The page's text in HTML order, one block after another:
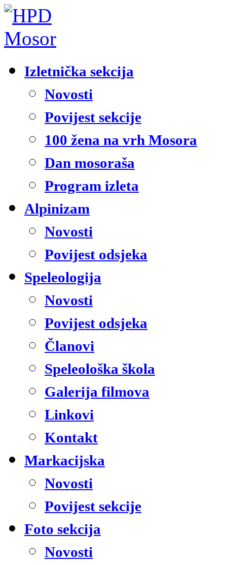
Izletnička sekcija
Novosti
Povijest sekcije
100 žena na vrh Mosora
Dan mosoraša
Program izleta
Alpinizam
Novosti
Povijest odsjeka
Speleologija
Novosti
Povijest odsjeka
Članovi
Speleološka škola
Galerija filmova
Linkovi
Kontakt
Markacijska
Novosti
Povijest sekcije
Foto sekcija
Novosti